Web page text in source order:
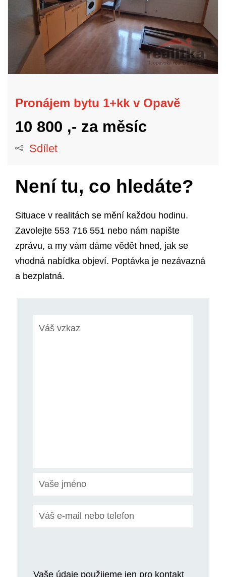
Pronájem bytu 1+kk v Opavě
10 800 ,- za měsíc
Sdílet
Není tu, co hledáte?
Situace v realitách se mění každou hodinu.
Zavolejte 553 716 551 nebo nám napište
zprávu, a my vám dáme vědět hned, jak se
vhodná nabídka objeví. Poptávka je nezávazná
a bezplatná.
Vaše údaje použijeme jen pro kontakt